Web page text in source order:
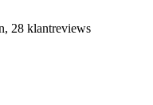
28 klantreviews